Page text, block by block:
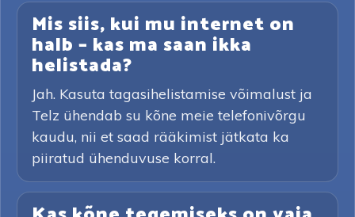
Mis siis, kui mu internet on
halb – kas ma saan ikka
helistada?
Jah. Kasuta tagasihelistamise võimalust ja
Telz ühendab su kõne meie telefonivõrgu
kaudu, nii et saad rääkimist jätkata ka
piiratud ühenduvuse korral.